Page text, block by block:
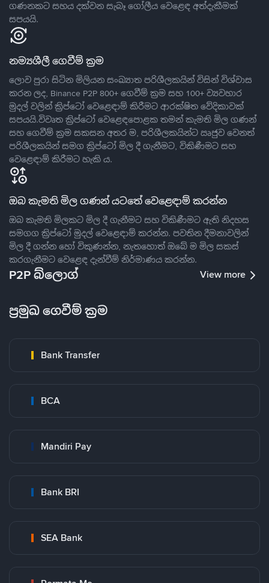
ගණනකට සහය දක්වන සැබෑ ගෝලීය වෙළෙඳ අත්දැකීමක්
සපයයි.
නම්‍යශීලී ගෙවීම් ක්‍රම
ලොව පුරා සිටින මිලියන සංඛ්‍යාත පරිශීලකයින් විසින් විශ්වාස
කරන ලද, Binance P2P 800+ ගෙවීම් ක්‍රම සහ 100+ ව්‍යවහාර
මුදල් වලින් ක්‍රිප්ටෝ වෙළෙඳාම් කිරීමට ආරක්ෂිත වේදිකාවක්
සපයයි.විවෘත ක්‍රිප්ටෝ වෙළෙඳපොළක තමන් කැමති මිල ගණන්
සහ ගෙවීම් ක්‍රම සකසන අතර ම, පරිශීලකයින්ට ඍජුව වෙනත්
පරිශීලකයින් සමග ක්‍රිප්ටෝ මිල දී ගැනීමට, විකිණීමට සහ
වෙළෙඳාම් කිරීමට හැකි ය.
ඔබ කැමති මිල ගණන් යටතේ වෙළෙඳාම් කරන්න
ඔබ කැමති මිලකට මිල දී ගැනීමට සහ විකිණීමට ඇති නිදහස
සමගග ක්‍රිප්ටෝ මුදල් වෙළෙඳාම් කරන්න. පවතින දීමනාවලින්
මිල දී ගන්න හෝ විකුණන්න, නැතහොත් ඔබේ ම මිල සකස්
කරගැනීමට වෙළෙඳ දැන්වීම් නිර්මාණය කරන්න.
P2P බ්ලොග් View more
ප්‍රමුඛ ගෙවීම් ක්‍රම
Bank Transfer
BCA
Mandiri Pay
Bank BRI
SEA Bank